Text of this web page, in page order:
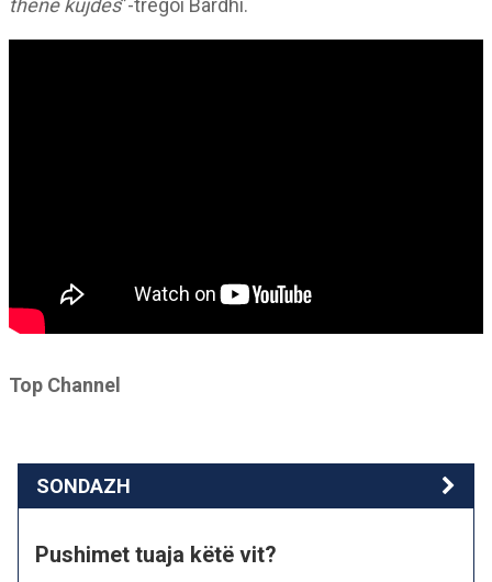
thënë kujdes”-tregoi Bardhi.
Top Channel
SONDAZH
Pushimet tuaja këtë vit?